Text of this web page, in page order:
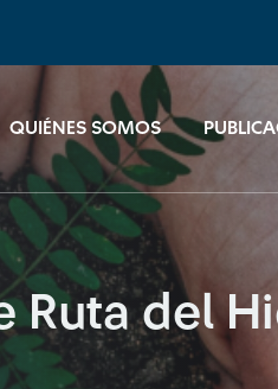
QUIÉNES SOMOS
Ruta del